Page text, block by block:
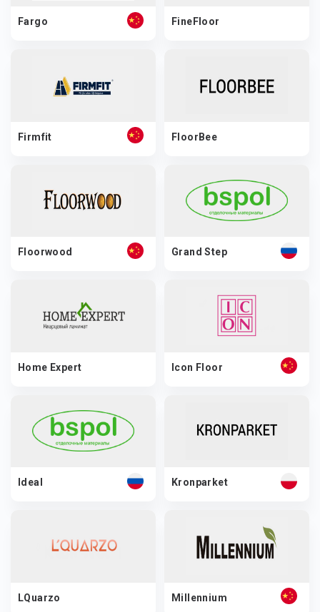
Fargo FineFloor
Firmfit FloorBee
Floorwood Grand Step
Home Expert Icon Floor
Ideal Kronparket
LQuarzo Millennium